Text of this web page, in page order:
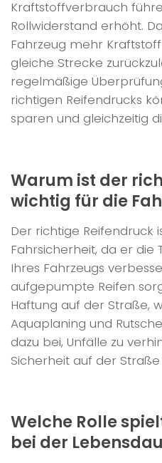
Kraftstoffverbrauch
Rollwiderstand erhöht.
Fahrzeug mehr
gleiche Strecke
regelmäßige
richtigen Reifendrucks
sparen und gleichzeitig
Warum ist der
wichtig für die
Der richtige Reifendruck
Fahrsicherheit, da er die
Ihres Fahrzeugs
aufgepumpte Reifen
Haftung auf der Straße,
Aquaplaning und
dazu bei, Unfälle zu
Sicherheit auf der
Welche Rolle
bei der